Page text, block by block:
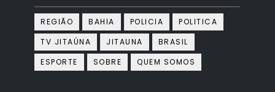
REGIÃO BAHIA POLICIA
POLITICA
TV JITAÚNA
JITAUNA
BRASIL
ESPORTE
SOBRE QUEM SOMOS